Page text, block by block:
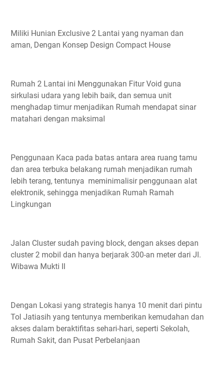
Miliki Hunian Exclusive 2 Lantai yang nyaman dan
aman, Dengan Konsep Design Compact House
Rumah 2 Lantai ini Menggunakan Fitur Void guna
sirkulasi udara yang lebih baik, dan semua unit
menghadap timur menjadikan Rumah mendapat sinar
matahari dengan maksimal
Penggunaan Kaca pada batas antara area ruang tamu
dan area terbuka belakang rumah menjadikan rumah
lebih terang, tentunya meminimalisir penggunaan alat
elektronik, sehingga menjadikan Rumah Ramah
Lingkungan
Jalan Cluster sudah paving block, dengan akses depan
cluster 2 mobil dan hanya berjarak 300-an meter dari Jl.
Wibawa Mukti II
Dengan Lokasi yang strategis hanya 10 menit dari pintu
Tol Jatiasih yang tentunya memberikan kemudahan dan
akses dalam beraktifitas sehari-hari, seperti Sekolah,
Rumah Sakit, dan Pusat Perbelanjaan